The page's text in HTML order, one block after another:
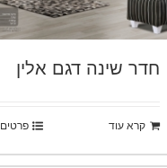
חדר שינה דגם אלין
קרא עוד פרטים